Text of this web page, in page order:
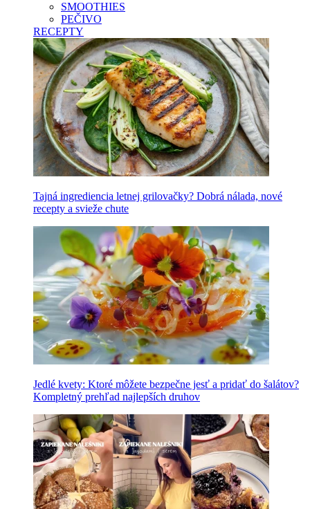
SMOOTHIES
PEČIVO
RECEPTY
Tajná ingrediencia letnej grilovačky? Dobrá nálada, nové
recepty a svieže chute
Jedlé kvety: Ktoré môžete bezpečne jesť a pridať do šalátov?
Kompletný prehľad najlepších druhov